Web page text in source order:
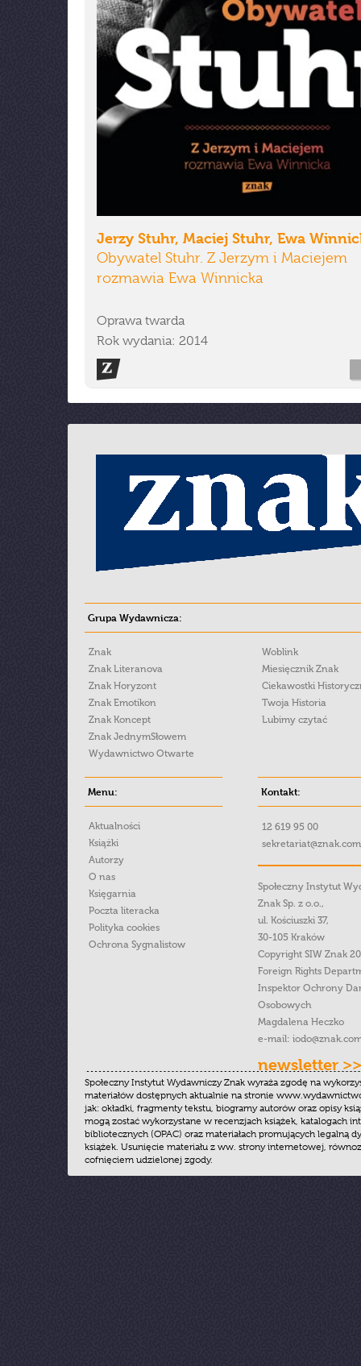
Jerzy Stuhr, Maciej Stuhr, Ewa
Obywatel Stuhr. Z Jerzym i Maciejem
rozmawia Ewa Winnicka
Oprawa twarda
Rok wydania: 2014
Grupa Wydawnicza:
Znak
Znak Literanova
Znak Horyzont
Znak Emotikon
Znak Koncept
Znak JednymSłowem
Wydawnictwo Otwarte
Woblink
Miesięcznik Znak
Ciekawostki
Twoja Historia
Lubimy czytać
Menu:
Aktualności
Książki
Autorzy
O nas
Księgarnia
Poczta literacka
Polityka cookies
Ochrona Sygnalistow
Kontakt:
12 619 95 00
Społeczny Instytut
Znak Sp. z o.o.,
ul. Kościuszki 37,
30-105 Kraków
Copyright SIW Znak
Foreign Rights
Inspektor Ochrony
Osobowych
Magdalena Heczko
e-mail:
newsletter >>
Społeczny Instytut Wydawniczy Znak wyraża zgodę na
materiałów dostępnych aktualnie na stronie
jak: okładki, fragmenty tekstu, biogramy autorów oraz opisy
mogą zostać wykorzystane w recenzjach książek, katalogach
bibliotecznych (OPAC) oraz materiałach promujących legalną
książek. Usunięcie materiału z ww. strony internetowej,
cofnięciem udzielonej zgody.